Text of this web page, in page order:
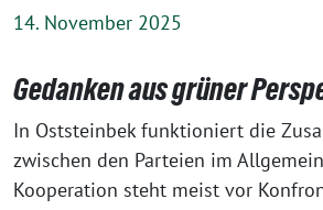
14. November 2025
Gedanken aus grüner
In Oststeinbek funktioniert die
zwischen den Parteien im
Kooperation steht meist vor